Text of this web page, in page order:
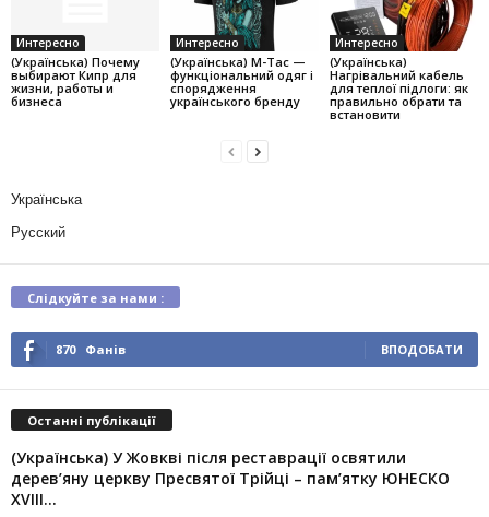
Интересно
(Українська) Почему
выбирают Кипр для
жизни, работы и
бизнеса
Интересно
(Українська) M-Tac —
функціональний одяг і
спорядження
українського бренду
Интересно
(Українська)
Нагрівальний кабель
для теплої підлоги: як
правильно обрати та
встановити
Українська
Русский
Слідкуйте за нами :
870 Фанів ВПОДОБАТИ
Останні публікації
(Українська) У Жовкві після реставрації освятили
дерев’яну церкву Пресвятої Трійці – пам’ятку ЮНЕСКО
XVIII...